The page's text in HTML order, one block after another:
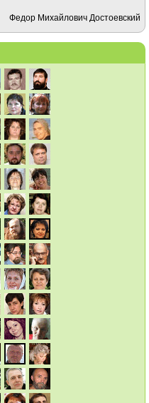
Федор Михайлович Достоевский